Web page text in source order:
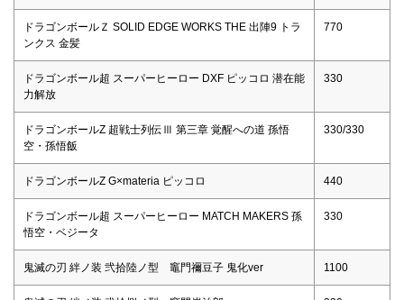
ドラゴンボールＺ SOLID EDGE WORKS THE 出陣9 トラ
ンクス 金髪
770
ドラゴンボール超 スーパーヒーロー DXF ピッコロ 潜在能
力解放
330
ドラゴンボールZ 超戦士列伝Ⅲ 第三章 覚醒への道 孫悟
空・孫悟飯
330/330
ドラゴンボールZ G×materia ピッコロ 440
ドラゴンボール超 スーパーヒーロー MATCH MAKERS 孫
悟空・ベジータ
330
鬼滅の刃 絆ノ装 弐拾陸ノ型 竈門禰豆子 鬼化ver 1100